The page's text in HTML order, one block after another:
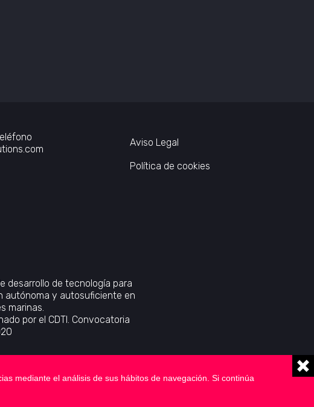
mediante el análisis de sus hábitos de navegación. Si continúa
Aviso Legal
Política de cookies
desarrollo de tecnología para
autónoma y autosuficiente en
marinas.
por el CDTI. Convocatoria